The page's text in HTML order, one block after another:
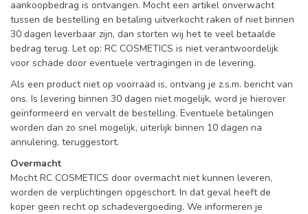
aankoopbedrag is ontvangen. Mocht een artikel onverwacht
tussen de bestelling en betaling uitverkocht raken of niet binnen
30 dagen leverbaar zijn, dan storten wij het te veel betaalde
bedrag terug. Let op: RC COSMETICS is niet verantwoordelijk
voor schade door eventuele vertragingen in de levering.
Als een product niet op voorraad is, ontvang je z.s.m. bericht van
ons. Is levering binnen 30 dagen niet mogelijk, word je hierover
geïnformeerd en vervalt de bestelling. Eventuele betalingen
worden dan zo snel mogelijk, uiterlijk binnen 10 dagen na
annulering, teruggestort.
Overmacht
Mocht RC COSMETICS door overmacht niet kunnen leveren,
worden de verplichtingen opgeschort. In dat geval heeft de
koper geen recht op schadevergoeding. We informeren je